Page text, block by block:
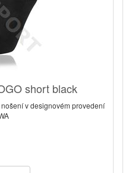
short black
v designovém provedení